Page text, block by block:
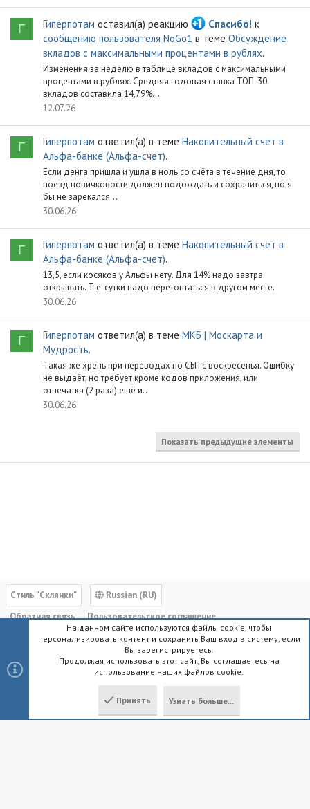
Г Гиперпотам оставил(а) реакцию Спасибо! к
сообщению пользователя NoGo1 в теме Обсуждение
вкладов с максимальными процентами в рублях.
Изменения за неделю в таблице вкладов с максимальными
процентами в рублях. Средняя годовая ставка ТОП-30
вкладов составила 14,79%...
12.07.26
Г Гиперпотам ответил(а) в теме Накопительный счет в
Альфа-банке (Альфа-счет).
Если денга пришла и ушла в ноль со счёта в течение дня, то
поезд новичковости должен подождать и сохраниться, но я
бы не зарекался...
30.06.26
Г Гиперпотам ответил(а) в теме Накопительный счет в
Альфа-банке (Альфа-счет).
13,5, если косяков у Альфы нету. Для 14% надо завтра
открывать. Т.е. сутки надо перетоптаться в другом месте.
30.06.26
Г Гиперпотам ответил(а) в теме МКБ | Москарта и
Мудрость.
Такая же хрень при переводах по СБП с воскресенья. Ошибку
не выдаёт, но требует кроме кодов приложения, или
отпечатка (2 раза) ещё и...
30.06.26
Показать предыдущие элементы
Cтиль "Склянки"
Russian (RU)
Обратная связь
Пользовательское соглашение
Политика конфиденциальности
Помощь Главная
R
S
Community platform by XenForo® © 2010-2023 XenForo Ltd.
XenForo.Info
На данном сайте используются файлы cookie, чтобы
персонализировать контент и сохранить Ваш вход в систему, если
Вы зарегистрируетесь.
Продолжая использовать этот сайт, Вы соглашаетесь на
использование наших файлов cookie.
Принять Узнать больше...